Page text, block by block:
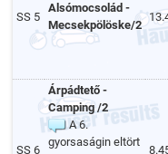
SS 5
Alsómocsolád -
Mecsekpölöske/2
SS 6
Árpádtető -
Camping /2
A 6.
gyorsaságin eltört